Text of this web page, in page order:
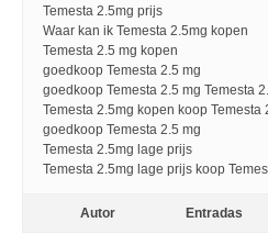
Temesta 2.5mg prijs
Waar kan ik Temesta 2.5mg kopen
Temesta 2.5 mg kopen
goedkoop Temesta 2.5 mg
goedkoop Temesta 2.5 mg Temesta
Temesta 2.5mg kopen koop Temesta
goedkoop Temesta 2.5 mg
Temesta 2.5mg lage prijs
Temesta 2.5mg lage prijs koop
Autor Entradas